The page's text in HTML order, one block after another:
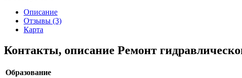
Описание
Отзывы (3)
Карта
Контакты, описание Ремонт
Образование